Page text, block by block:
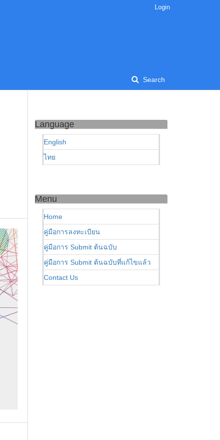
Search
Login
Language
English
ไทย
Menu
Home
คู่มือการลงทะเบียน
คู่มือการ Submit ต้นฉบับ
คู่มือการ Submit ต้นฉบับที่แก้ไขแล้ว
Contact Us